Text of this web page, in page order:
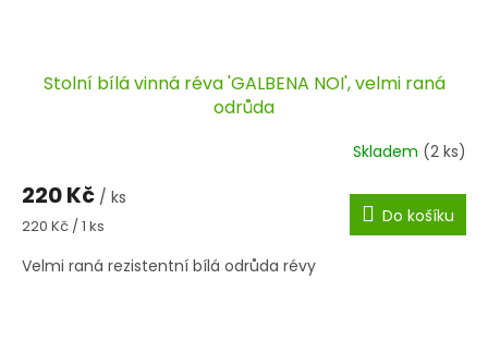
Stolní bílá vinná réva 'GALBENA NOI', velmi raná
odrůda
Skladem (2 ks)
220 Kč / ks
Měrná
220 Kč / 1 ks Do košíku
Velmi raná rezistentní bílá odrůda révy